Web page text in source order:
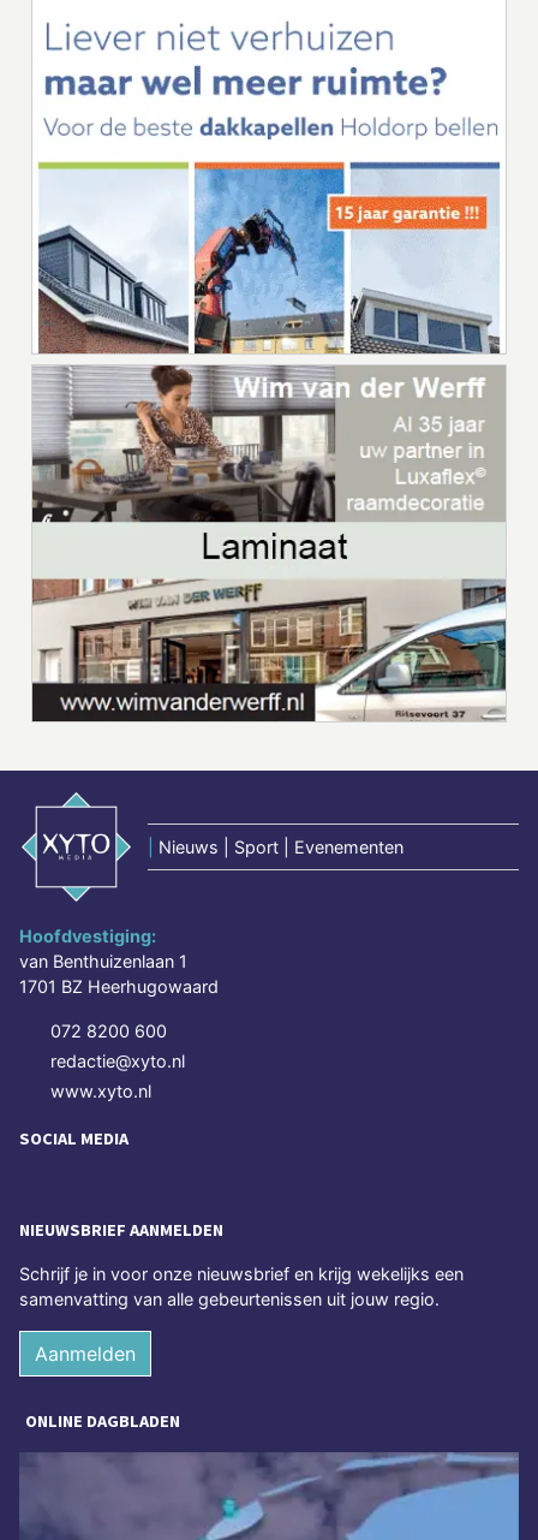
Nieuws | Sport | Evenementen
Hoofdvestiging:
van Benthuizenlaan 1
1701 BZ Heerhugowaard
072 8200 600
redactie@xyto.nl
www.xyto.nl
SOCIAL MEDIA
NIEUWSBRIEF AANMELDEN
Schrijf je in voor onze nieuwsbrief en krijg wekelijks een
samenvatting van alle gebeurtenissen uit jouw regio.
Aanmelden
ONLINE DAGBLADEN